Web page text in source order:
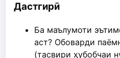
Дастгирӣ
Ба маълумоти
аст? Обоварди
(тасвири ҳубобчаи